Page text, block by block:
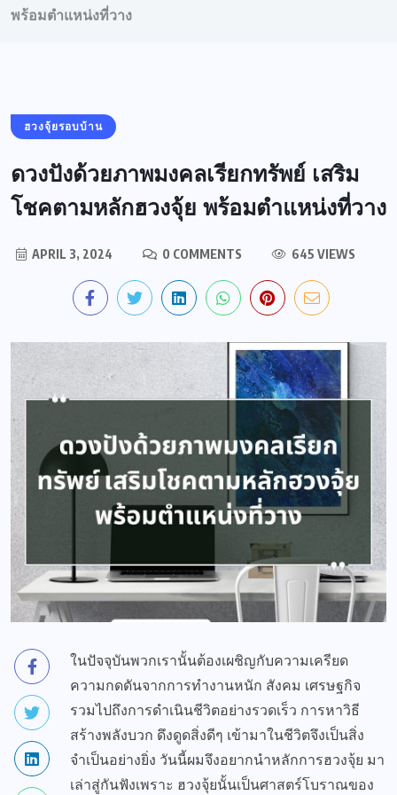
พร้อมตำแหน่งที่วาง
ฮวงจุ้ยรอบบ้าน
ดวงปังด้วยภาพมงคลเรียกทรัพย์ เสริม
โชคตามหลักฮวงจุ้ย พร้อมตำแหน่งที่วาง
APRIL 3, 2024 0 COMMENTS 645 VIEWS
ในปัจจุบันพวกเรานั้นต้องเผชิญกับความเครียด
ความกดดันจากการทำงานหนัก สังคม เศรษฐกิจ
รวมไปถึงการดำเนินชีวิตอย่างรวดเร็ว การหาวิธี
สร้างพลังบวก ดึงดูดสิ่งดีๆ เข้ามาในชีวิตจึงเป็นสิ่ง
จำเป็นอย่างยิ่ง วันนี้ผมจึงอยากนำหลักการฮวงจุ้ย มา
เล่าสู่กันฟังเพราะ ฮวงจุ้ยนั้นเป็นศาสตร์โบราณของ